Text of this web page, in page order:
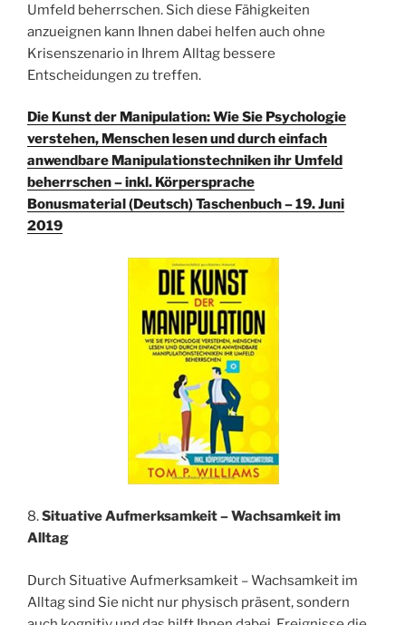
Umfeld beherrschen. Sich diese Fähigkeiten
anzueignen kann Ihnen dabei helfen auch ohne
Krisenszenario in Ihrem Alltag bessere
Entscheidungen zu treffen.
Die Kunst der Manipulation: Wie Sie Psychologie
verstehen, Menschen lesen und durch einfach
anwendbare Manipulationstechniken ihr Umfeld
beherrschen – inkl. Körpersprache
Bonusmaterial (Deutsch) Taschenbuch – 19. Juni
2019
8.Situative Aufmerksamkeit – Wachsamkeit im
Alltag
Durch Situative Aufmerksamkeit – Wachsamkeit im
Alltag sind Sie nicht nur physisch präsent, sondern